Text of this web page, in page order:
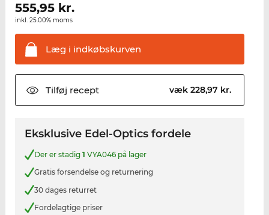
555,95kr.
inkl. 25.00% moms
Læg i indkøbskurven
Tilføj recept væk 228,97 kr.
Eksklusive Edel-Optics fordele
Der er stadig 1 VYA046 på lager
Gratis forsendelse og returnering
30 dages returret
Fordelagtige priser